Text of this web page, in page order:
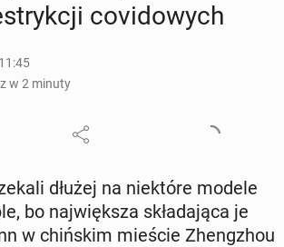
co­vi­do­wych
w 2 minuty
dłużej na nie­któ­re modele
bo naj­więk­sza skła­da­ją­ca je
w chiń­skim mieście Zheng­zhou